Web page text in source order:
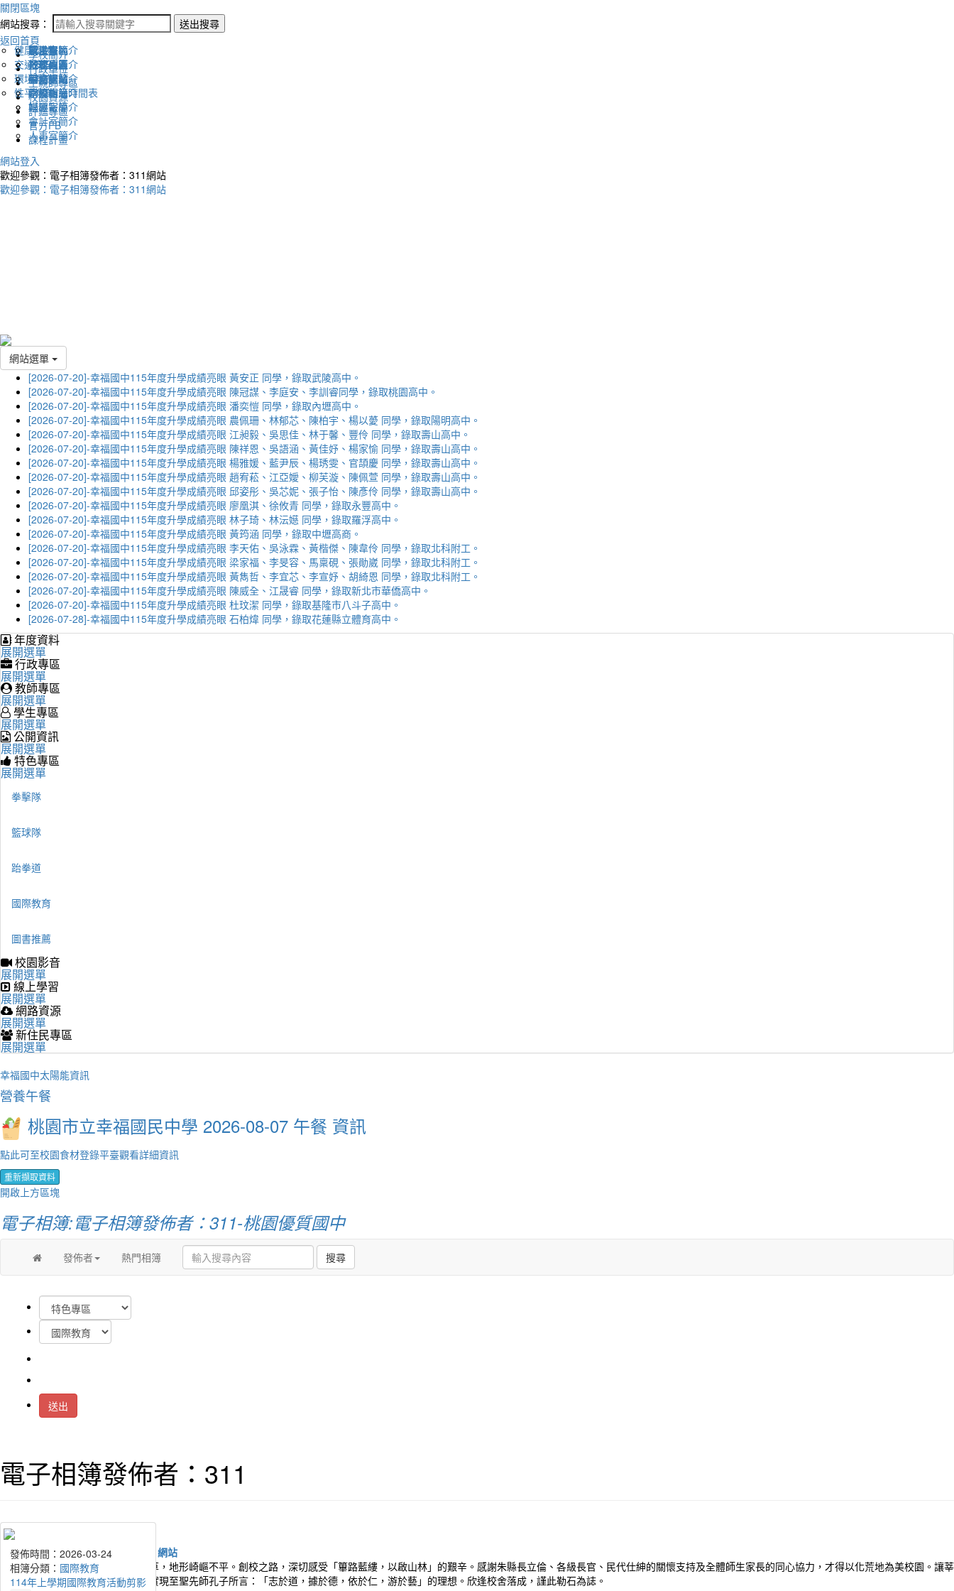
關閉區塊
網站搜尋：
送出搜尋
返回首頁
學校簡介
認識幸福
地理位置
英文網站
幸福相簿
媒體報導
行政單位
校長室簡介
教務處簡介
學務處簡介
總務處簡介
輔導室簡介
會計室簡介
人事室簡介
生親師專區
新生專區
升學專區
圖書館藏
學校作息時間表
校園資源
電子報
下載列表
評鑑專區
健康促進
交通安全
環境教育
性平教育
官方FB
課程計畫
網站登入
歡迎參觀：電子相簿發佈者：311網站
歡迎參觀：電子相簿發佈者：311網站
網站選單
[2026-07-20]-幸福國中115年度升學成績亮眼 黃安正 同學，錄取武陵高中。
[2026-07-20]-幸福國中115年度升學成績亮眼 陳冠謀、李庭安、李訓睿同學，錄取桃園高中。
[2026-07-20]-幸福國中115年度升學成績亮眼 潘奕愷 同學，錄取內壢高中。
[2026-07-20]-幸福國中115年度升學成績亮眼 農佩珊、林郁芯、陳柏宇、楊以薆 同學，錄取陽明高中。
[2026-07-20]-幸福國中115年度升學成績亮眼 江昶毅、吳思佳、林于馨、豐伶 同學，錄取壽山高中。
[2026-07-20]-幸福國中115年度升學成績亮眼 陳祥恩、吳語涵、黃佳妤、楊家愉 同學，錄取壽山高中。
[2026-07-20]-幸福國中115年度升學成績亮眼 楊雅媛、藍尹辰、楊琇雯、官頡慶 同學，錄取壽山高中。
[2026-07-20]-幸福國中115年度升學成績亮眼 趙宥菘、江亞嬡、柳芙漩、陳佩萱 同學，錄取壽山高中。
[2026-07-20]-幸福國中115年度升學成績亮眼 邱姿彤、吳芯妮、張子怡、陳彥伶 同學，錄取壽山高中。
[2026-07-20]-幸福國中115年度升學成績亮眼 廖凰淇、徐攸青 同學，錄取永豐高中。
[2026-07-20]-幸福國中115年度升學成績亮眼 林子琦、林沄嬨 同學，錄取羅浮高中。
[2026-07-20]-幸福國中115年度升學成績亮眼 黃筠涵 同學，錄取中壢高商。
[2026-07-20]-幸福國中115年度升學成績亮眼 李天佑、吳泳霖、黃楷傑、陳韋伶 同學，錄取北科附工。
[2026-07-20]-幸福國中115年度升學成績亮眼 梁家福、李旻容、馬稟硯、張勛崴 同學，錄取北科附工。
[2026-07-20]-幸福國中115年度升學成績亮眼 黃雋哲、李宜芯、李宣妤、胡綺恩 同學，錄取北科附工。
[2026-07-20]-幸福國中115年度升學成績亮眼 陳威全、江晟睿 同學，錄取新北市華僑高中。
[2026-07-20]-幸福國中115年度升學成績亮眼 杜玟潔 同學，錄取基隆市八斗子高中。
[2026-07-28]-幸福國中115年度升學成績亮眼 石柏煒 同學，錄取花蓮縣立體育高中。
年度資料
展開選單
行政專區
展開選單
教師專區
展開選單
學生專區
展開選單
公開資訊
展開選單
特色專區
展開選單
拳擊隊
籃球隊
跆拳道
國際教育
圖書推薦
校園影音
展開選單
線上學習
展開選單
網路資源
展開選單
新住民專區
展開選單
幸福國中太陽能資訊
營養午餐
桃園市立幸福國民中學 2026-08-07 午餐 資訊
點此可至校園食材登錄平臺觀看詳細資訊
重新擷取資料
開啟上方區塊
電子相簿:電子相簿發佈者：311-桃園優質國中
發佈者 熱門相簿 搜尋
送出
電子相簿發佈者：311
發佈時間：2026-06-30
相簿分類： 國際教育
114年下學期國際教育活動剪影
發佈時間：2026-03-24
相簿分類： 國際教育
114年上學期國際教育活動剪影
桃園市幸福國中建校初始，荒煙蔓草，地形崎嶇不平。創校之路，深切感受「篳路藍縷，以啟山林」的艱辛。感謝朱縣長立倫、各級長官、民代仕紳的關懷支持及全體師生家長的同心協力，才得以化荒地為美校園。讓莘
莘學子們在這巍峨典雅的校園中，實現至聖先師孔子所言：「志於道，據於德，依於仁，游於藝」的理想。欣逢校舍落成，謹此勒石為誌。